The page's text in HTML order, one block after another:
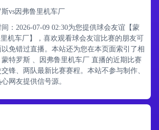
vs因弗鲁里机车厂
：2026-07-09 02:30为您提供球会友谊【蒙
机车厂】，喜欢观看球会友谊比赛的朋友可
免错过直播。本站还为您在本页面索引了相
特罗斯 、因弗鲁里机车厂 直播的近期比赛
锋、两队最新比赛赛程。本站不参与制作、
网友提供信号源。